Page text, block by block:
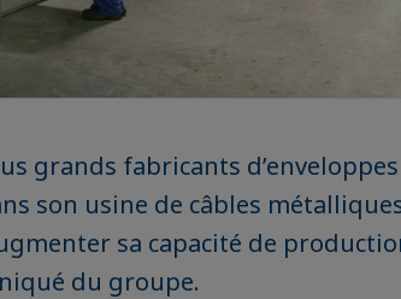
grands fabricants
son usine de câbles
sa capacité de
du groupe.